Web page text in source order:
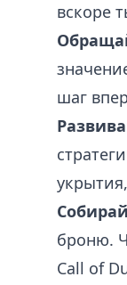
вскоре
шаг
броню.
Call of